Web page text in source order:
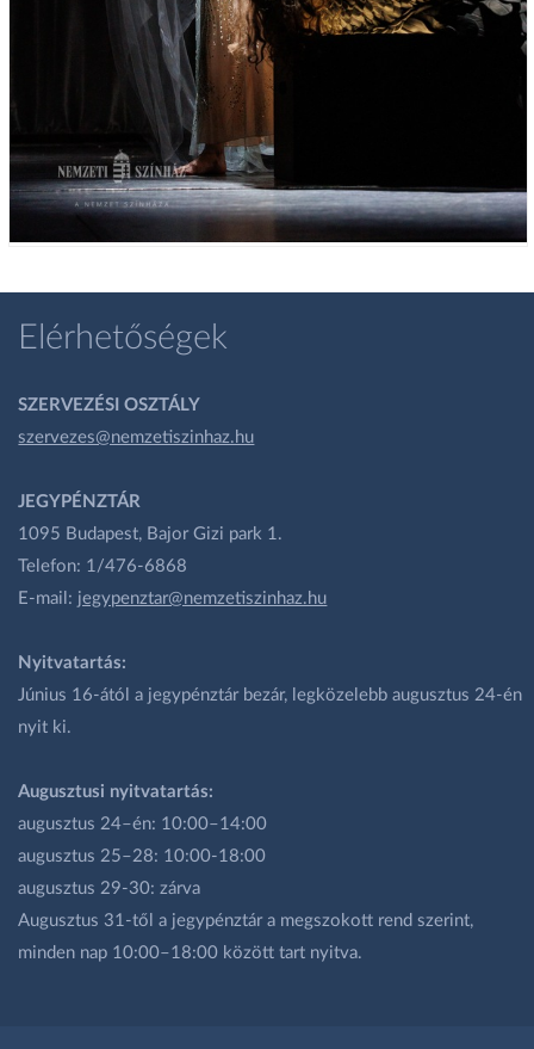
Elérhetőségek
SZERVEZÉSI OSZTÁLY
szervezes@nemzetiszinhaz.hu
JEGYPÉNZTÁR
1095 Budapest, Bajor Gizi park 1.
Telefon: 1/476-6868
E-mail: jegypenztar@nemzetiszinhaz.hu
Nyitvatartás:
Június 16-ától a jegypénztár bezár, legközelebb augusztus 24-én
nyit ki.
Augusztusi nyitvatartás:
augusztus 24–én: 10:00–14:00
augusztus 25–28: 10:00-18:00
augusztus 29-30: zárva
Augusztus 31-től a jegypénztár a megszokott rend szerint,
minden nap 10:00–18:00 között tart nyitva.